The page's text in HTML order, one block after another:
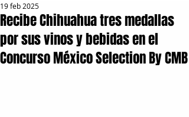
Recibe Chihuahua tres medallas
por sus vinos y bebidas en el
Concurso México Selection By CMB
19 feb 2025